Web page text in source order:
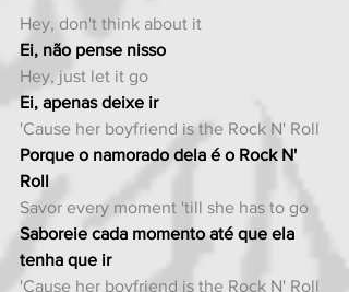
Hey, don't think about it
Ei, não pense nisso
Hey, just let it go
Ei, apenas deixe ir
'Cause her boyfriend is the Rock N' Roll
Porque o namorado dela é o Rock N'
Roll
Savor every moment 'till she has to go
Saboreie cada momento até que ela
tenha que ir
'Cause her boyfriend is the Rock N' Roll